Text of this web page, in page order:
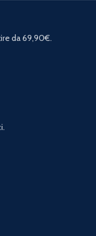
da 69,90€.